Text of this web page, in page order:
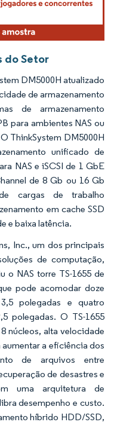
do Setor
DM5000H atualizado
de armazenamento
de armazenamento
para ambientes NAS ou
ThinkSystem DM5000H
unificado de
NAS e iSCSI de 1 GbE
de 8 Gb ou 16 Gb
de cargas de trabalho
em cache SSD
e baixa latência.
Inc., um dos principais
de computação,
o NAS torre TS-1655 de
pode acomodar doze
polegadas e quatro
polegadas. O TS-1655
núcleos, alta velocidade
a eficiência dos
de arquivos entre
de desastres e
uma arquitetura de
desempenho e custo.
híbrido HDD/SSD,